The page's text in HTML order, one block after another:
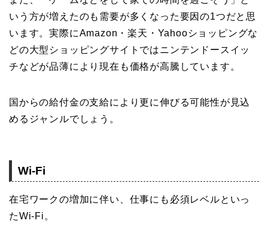
いう方が増えたのも需要が多くなった要因の1つだと思
います。実際にAmazon・楽天・Yahooショッピングな
どの大型ショッピングサイトではニンテンドースイッ
チなどが品薄により現在も価格が高騰しています。
国からの給付金の支給により更に伸びる可能性が見込
めるジャンルでしょう。
Wi-Fi
在宅ワークの増加に伴い、仕事にも必須レベルといっ
たWi-Fi。